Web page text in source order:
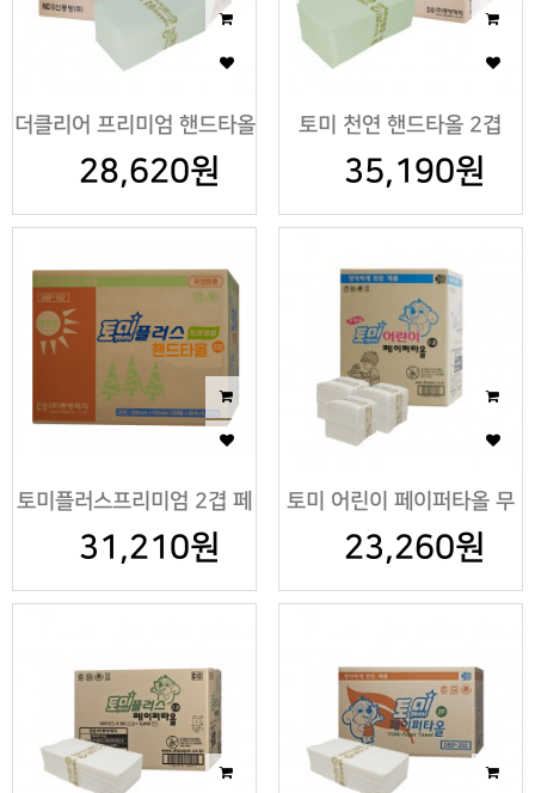
더클리어 프리미엄 핸드타올
2겹
28,620원
토미 천연 핸드타올 2겹
35,190원
토미플러스프리미엄 2겹 페
이퍼타올
31,210원
토미 어린이 페이퍼타올 무
형광 2겹
23,260원